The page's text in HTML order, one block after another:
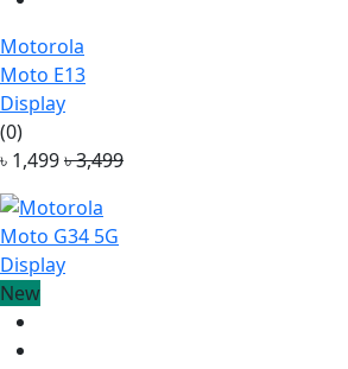
Motorola
Moto E13
Display
(0)
৳ 1,499৳ 3,499
New